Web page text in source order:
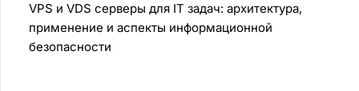
VPS и VDS серверы для IT задач: архитектура,
применение и аспекты информационной
безопасности